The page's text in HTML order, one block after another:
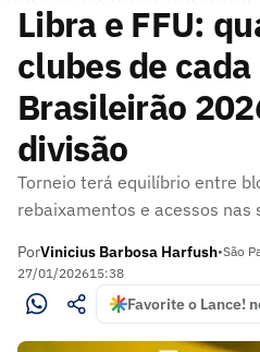
Libra e FFU:
clubes de
Brasileirão
divisão
Torneio terá equilíbrio entre
rebaixamentos e acessos nas
PorVinicius Barbosa Harfush•São
27/01/202615:38
Favorite o Lance!